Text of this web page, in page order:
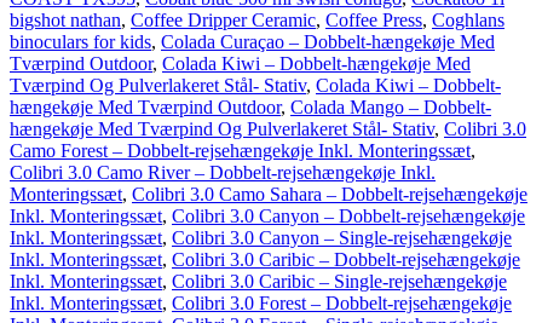
bigshot nathan, Coffee Dripper Ceramic, Coffee Press, Coghlans
binoculars for kids, Colada Curaçao – Dobbelt-hængekøje Med
Tværpind Outdoor, Colada Kiwi – Dobbelt-hængekøje Med
Tværpind Og Pulverlakeret Stål- Stativ, Colada Kiwi – Dobbelt-
hængekøje Med Tværpind Outdoor, Colada Mango – Dobbelt-
hængekøje Med Tværpind Og Pulverlakeret Stål- Stativ, Colibri 3.0
Camo Forest – Dobbelt-rejsehængekøje Inkl. Monteringssæt,
Colibri 3.0 Camo River – Dobbelt-rejsehængekøje Inkl.
Monteringssæt, Colibri 3.0 Camo Sahara – Dobbelt-rejsehængekøje
Inkl. Monteringssæt, Colibri 3.0 Canyon – Dobbelt-rejsehængekøje
Inkl. Monteringssæt, Colibri 3.0 Canyon – Single-rejsehængekøje
Inkl. Monteringssæt, Colibri 3.0 Caribic – Dobbelt-rejsehængekøje
Inkl. Monteringssæt, Colibri 3.0 Caribic – Single-rejsehængekøje
Inkl. Monteringssæt, Colibri 3.0 Forest – Dobbelt-rejsehængekøje